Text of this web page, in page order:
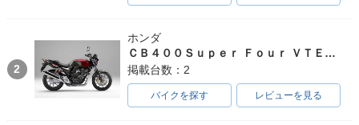
2
ホンダ
ＣＢ４００Ｓｕｐｅｒ Ｆｏｕｒ ＶＴＥＣ ＳＰＥＣ３
掲載台数：2
バイクを探す レビューを見る